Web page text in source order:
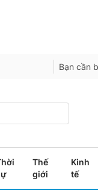
Bạn cần
Thế
giới
Kinh
tế